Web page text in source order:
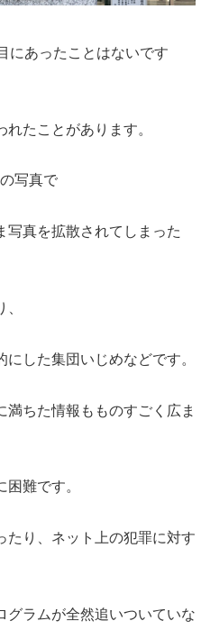
にあったことはないです
たことがあります。
写真で
写真を拡散されてしまった
した集団いじめなどです。
ちた情報もものすごく広ま
難です。
たり、ネット上の犯罪に対す
グラムが全然追いついていな